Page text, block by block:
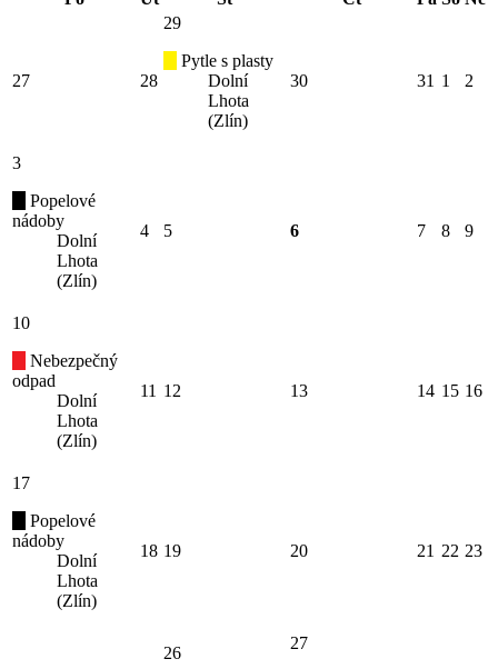
27 28
29
Pytle s plasty
Dolní
Lhota
(Zlín)
30 31 1 2
3
Popelové
nádoby
Dolní
Lhota
(Zlín)
4 5 6 7 8 9
10
Nebezpečný
odpad
Dolní
Lhota
(Zlín)
11 12 13 14 15 16
17
Popelové
nádoby
Dolní
Lhota
(Zlín)
18 19 20 21 22 23
26
27